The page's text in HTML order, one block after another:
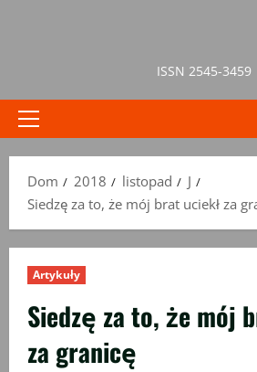
ISSN 2545-3459
Menu
Dom
2018 listopad
J
Siedzę za to, że mój brat uciekł za
Artykuły
Siedzę za to, że mój
za granicę